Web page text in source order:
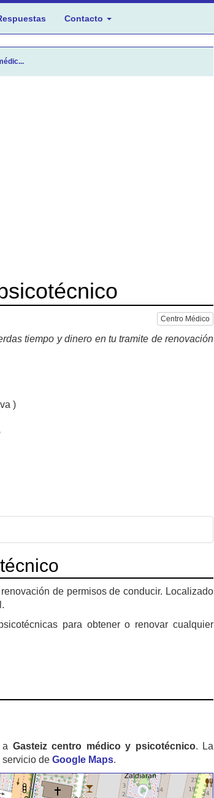
Contacto
Centro Médico
tiempo y dinero en tu tramite de renovación
)
de permisos de conducir. Localizado
para obtener o renovar cualquier
Gasteiz centro médico y psicotécnico. La
servicio de Google Maps.